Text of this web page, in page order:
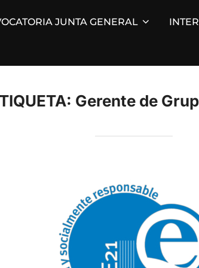
JUNTA GENERAL
Gerente de